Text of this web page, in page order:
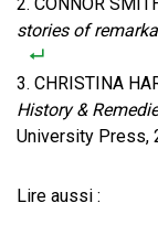
stories of
CHRISTINA
History &
University Press,
Lire aussi :